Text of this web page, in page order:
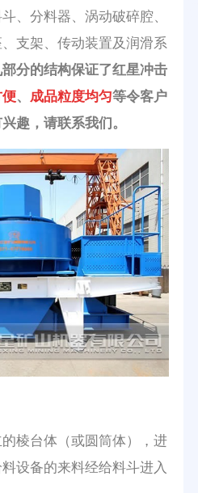
、分料器、涡动破碎腔、
支架、传动装置及润滑系
分的结构保证了红星冲击
、 成品粒度均匀等令客户
趣，请联系我们。
棱台体（或圆筒体），进
设备的来料经给料斗进入